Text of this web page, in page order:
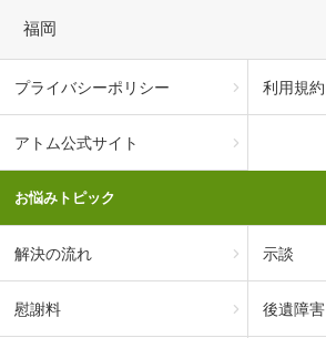
福岡
プライバシーポリシー 利用規約
アトム公式サイト
お悩みトピック
解決の流れ 示談
慰謝料 後遺障害